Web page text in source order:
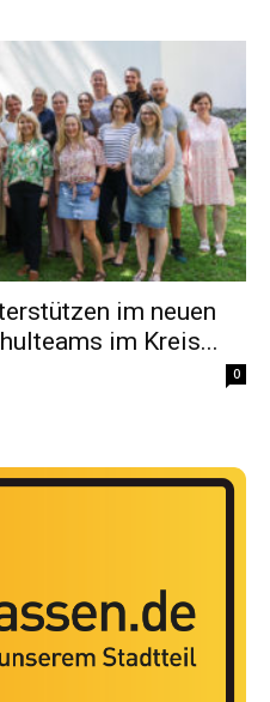
im neuen
im Kreis...
0